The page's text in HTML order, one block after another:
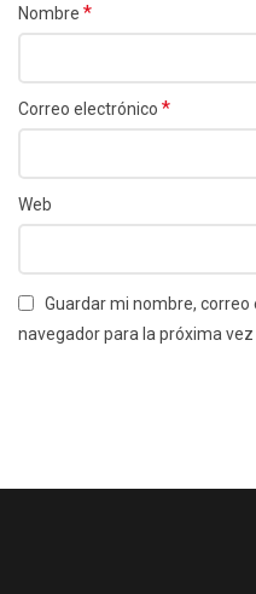
Nombre *
Correo electrónico *
Web
Guardar mi nombre,
navegador para la próxima